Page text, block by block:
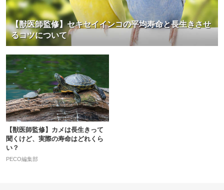
【獣医師監修】セキセイインコの平均寿命と長生きさせ
るコツについて
【獣医師監修】カメは長生きって
聞くけど、実際の寿命はどれくら
い？
PECO編集部